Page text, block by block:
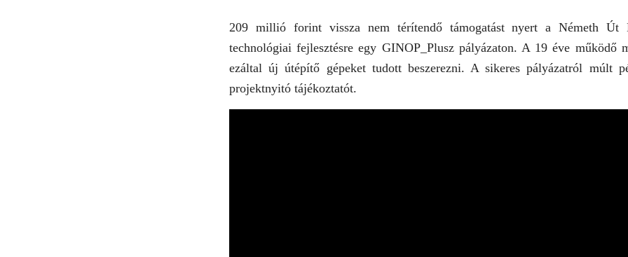
209 millió forint vissza nem térítendő támogatást nyert a Németh
technológiai fejlesztésre egy GINOP_Plusz pályázaton. A 19 éve működő
ezáltal új útépítő gépeket tudott beszerezni. A sikeres pályázatról múlt
projektnyitó tájékoztatót.